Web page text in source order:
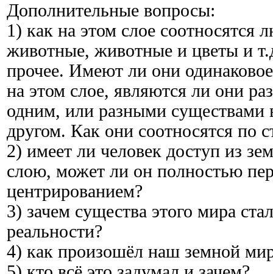
Дополнительные вопросы:
1) как на этом слое
животные, животные и цветы и
прочее. Имеют ли они
на этом слое, являются ли они
одним, или разными существами
другом. Как они соотносятся по
2) имеет ли человек доступ из
слою, может ли он полностью
центрированием?
3) зачем существа этого мира
реальности?
4) как произошёл наш земной